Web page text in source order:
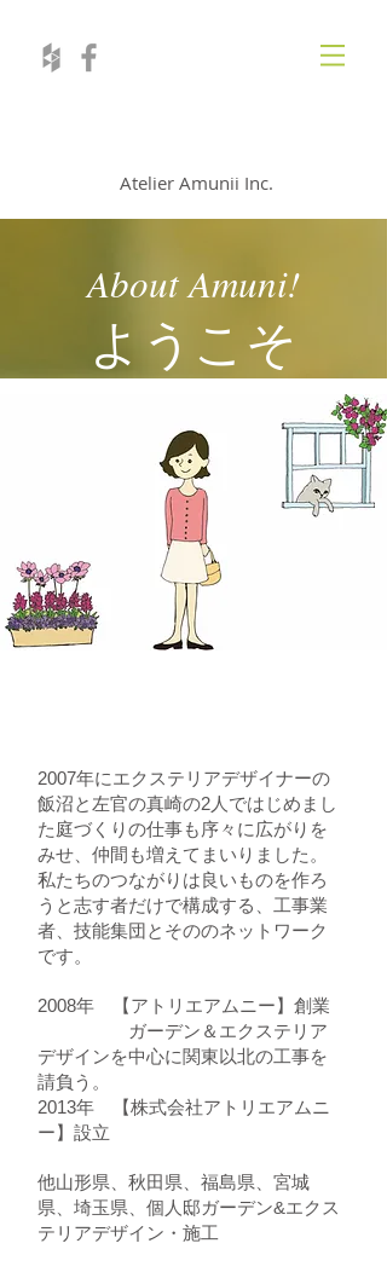
Atelier Amunii Inc.
About Amuni!
ようこそ
2007年にエクステリアデザイナーの
飯沼と左官の真崎の2人ではじめまし
た庭づくりの仕事も序々に広がりを
みせ、仲間も増えてまいりました。
私たちのつながりは良いものを作ろ
うと志す者だけで構成する、工事業
者、技能集団とそののネットワーク
です。
2008年 【アトリエアムニー】創業
ガーデン＆エクステリア
デザインを中心に関東以北の工事を
請負う。
2013年 【株式会社アトリエアムニ
ー】設立
他山形県、秋田県、福島県、宮城
県、埼玉県、個人邸ガーデン&エクス
テリアデザイン・施工